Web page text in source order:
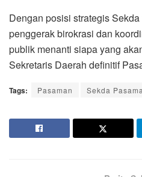
Dengan posisi strategis
penggerak birokrasi dan
publik menanti siapa yang
Sekretaris Daerah definitif
Tags: Pasaman Sekda